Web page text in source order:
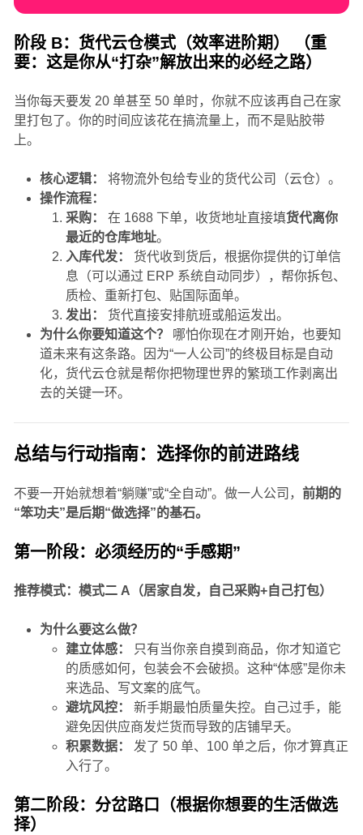
阶段 B：货代云仓模式（效率进阶期）
（重
要：这是你从“打杂”解放出来的必经之路）
当你每天要发 20 单甚至 50 单时，你就不应该再自己在家
里打包了。你的时间应该花在搞流量上，而不是贴胶带
上。
核心逻辑：
将物流外包给专业的货代公司（云仓）。
操作流程：
采购：
在 1688 下单，收货地址直接填货代离你
最近的仓库地址。
入库代发：
货代收到货后，根据你提供的订单信
息（可以通过 ERP 系统自动同步），帮你拆包、
质检、重新打包、贴国际面单。
发出：
货代直接安排航班或船运发出。
为什么你要知道这个？
哪怕你现在才刚开始，也要知
道未来有这条路。因为“一人公司”的终极目标是自动
化，货代云仓就是帮你把物理世界的繁琐工作剥离出
去的关键一环。
总结与行动指南：选择你的前进路线
不要一开始就想着“躺赚”或“全自动”。做一人公司， 前期的
“笨功夫”是后期“做选择”的基石。
第一阶段：必须经历的“手感期”
推荐模式：模式二 A（居家自发，自己采购+自己打包）
为什么要这么做？
建立体感：
只有当你亲自摸到商品，你才知道它
的质感如何，包装会不会破损。这种“体感”是你未
来选品、写文案的底气。
避坑风控：
新手期最怕质量失控。自己过手，能
避免因供应商发烂货而导致的店铺早夭。
积累数据：
发了 50 单、100 单之后，你才算真正
入行了。
第二阶段：分岔路口（根据你想要的生活做选
择）